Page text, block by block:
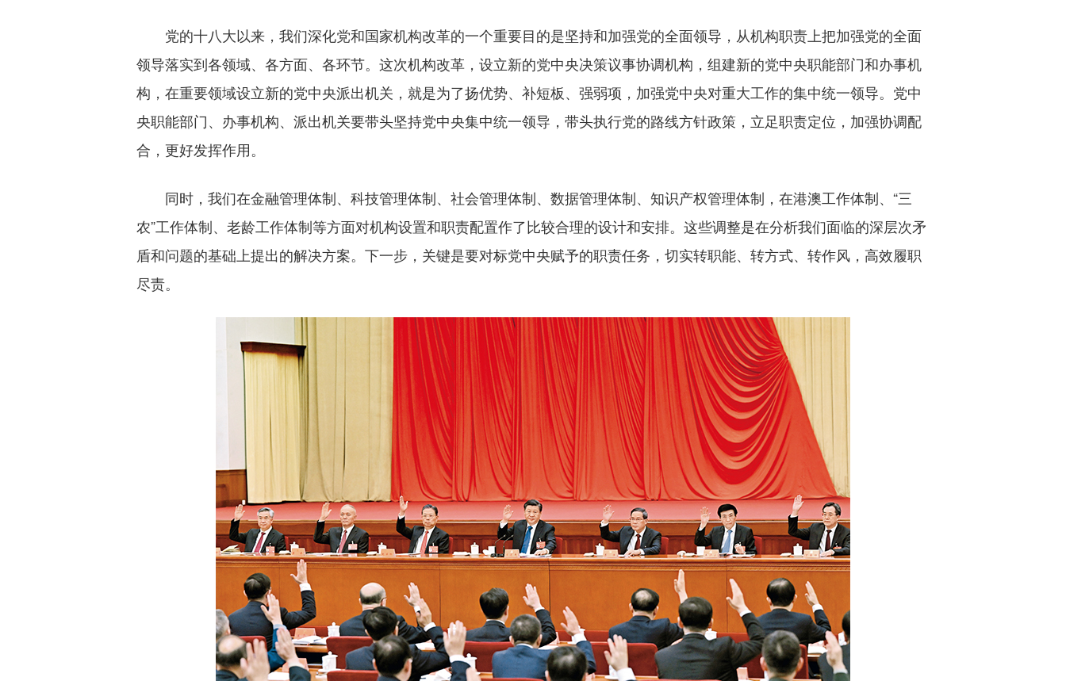
党的十八大以来，我们深化党和国家机构改革的一个重要目的是坚持和加强党的全面领导，从机构职责上把加强党的全面
领导落实到各领域、各方面、各环节。这次机构改革，设立新的党中央决策议事协调机构，组建新的党中央职能部门和办事机
构，在重要领域设立新的党中央派出机关，就是为了扬优势、补短板、强弱项，加强党中央对重大工作的集中统一领导。党中
央职能部门、办事机构、派出机关要带头坚持党中央集中统一领导，带头执行党的路线方针政策，立足职责定位，加强协调配
合，更好发挥作用。
同时，我们在金融管理体制、科技管理体制、社会管理体制、数据管理体制、知识产权管理体制，在港澳工作体制、“三
农”工作体制、老龄工作体制等方面对机构设置和职责配置作了比较合理的设计和安排。这些调整是在分析我们面临的深层次矛
盾和问题的基础上提出的解决方案。下一步，关键是要对标党中央赋予的职责任务，切实转职能、转方式、转作风，高效履职
尽责。